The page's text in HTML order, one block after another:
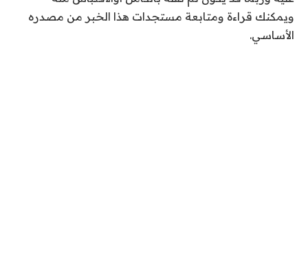
2
0
ويمكنك قراءة ومتابعة مستجدات هذا الخبر من مصدره
الأساسي.